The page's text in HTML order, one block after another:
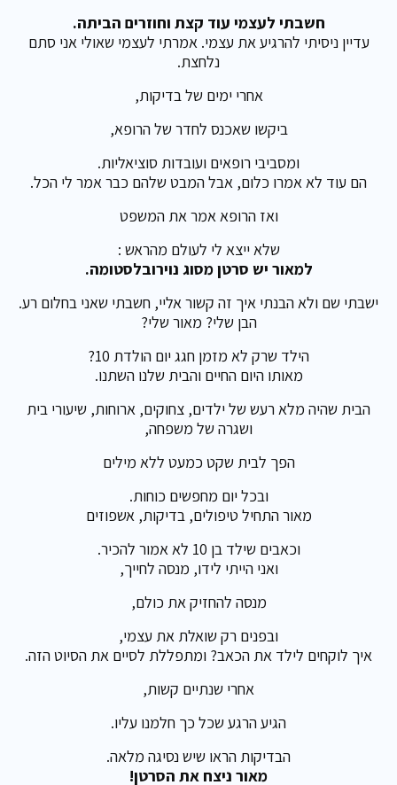
חשבתי לעצמי עוד קצת וחוזרים הביתה.
עדיין ניסיתי להרגיע את עצמי. אמרתי לעצמי שאולי אני סתם
נלחצת.
אחרי ימים של בדיקות,
ביקשו שאכנס לחדר של הרופא,
ומסביבי רופאים ועובדות סוציאליות.
הם עוד לא אמרו כלום, אבל המבט שלהם כבר אמר לי הכל.
ואז הרופא אמר את המשפט
שלא ייצא לי לעולם מהראש :
למאור יש סרטן מסוג נוירובלסטומה.
ישבתי שם ולא הבנתי איך זה קשור אליי, חשבתי שאני בחלום רע.
הבן שלי? מאור שלי?
הילד שרק לא מזמן חגג יום הולדת 10?
מאותו היום החיים והבית שלנו השתנו.
הבית שהיה מלא רעש של ילדים, צחוקים, ארוחות, שיעורי בית
ושגרה של משפחה,
הפך לבית שקט כמעט ללא מילים
ובכל יום מחפשים כוחות.
מאור התחיל טיפולים, בדיקות, אשפוזים
וכאבים שילד בן 10 לא אמור להכיר.
ואני הייתי לידו, מנסה לחייך,
מנסה להחזיק את כולם,
ובפנים רק שואלת את עצמי,
איך לוקחים לילד את הכאב? ומתפללת לסיים את הסיוט הזה.
אחרי שנתיים קשות,
הגיע הרגע שכל כך חלמנו עליו.
הבדיקות הראו שיש נסיגה מלאה.
מאור ניצח את הסרטן!